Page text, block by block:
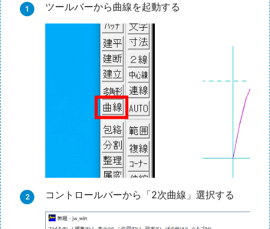
ツールバーから曲線を起動する
コントロールバーから「2次曲線」選択する